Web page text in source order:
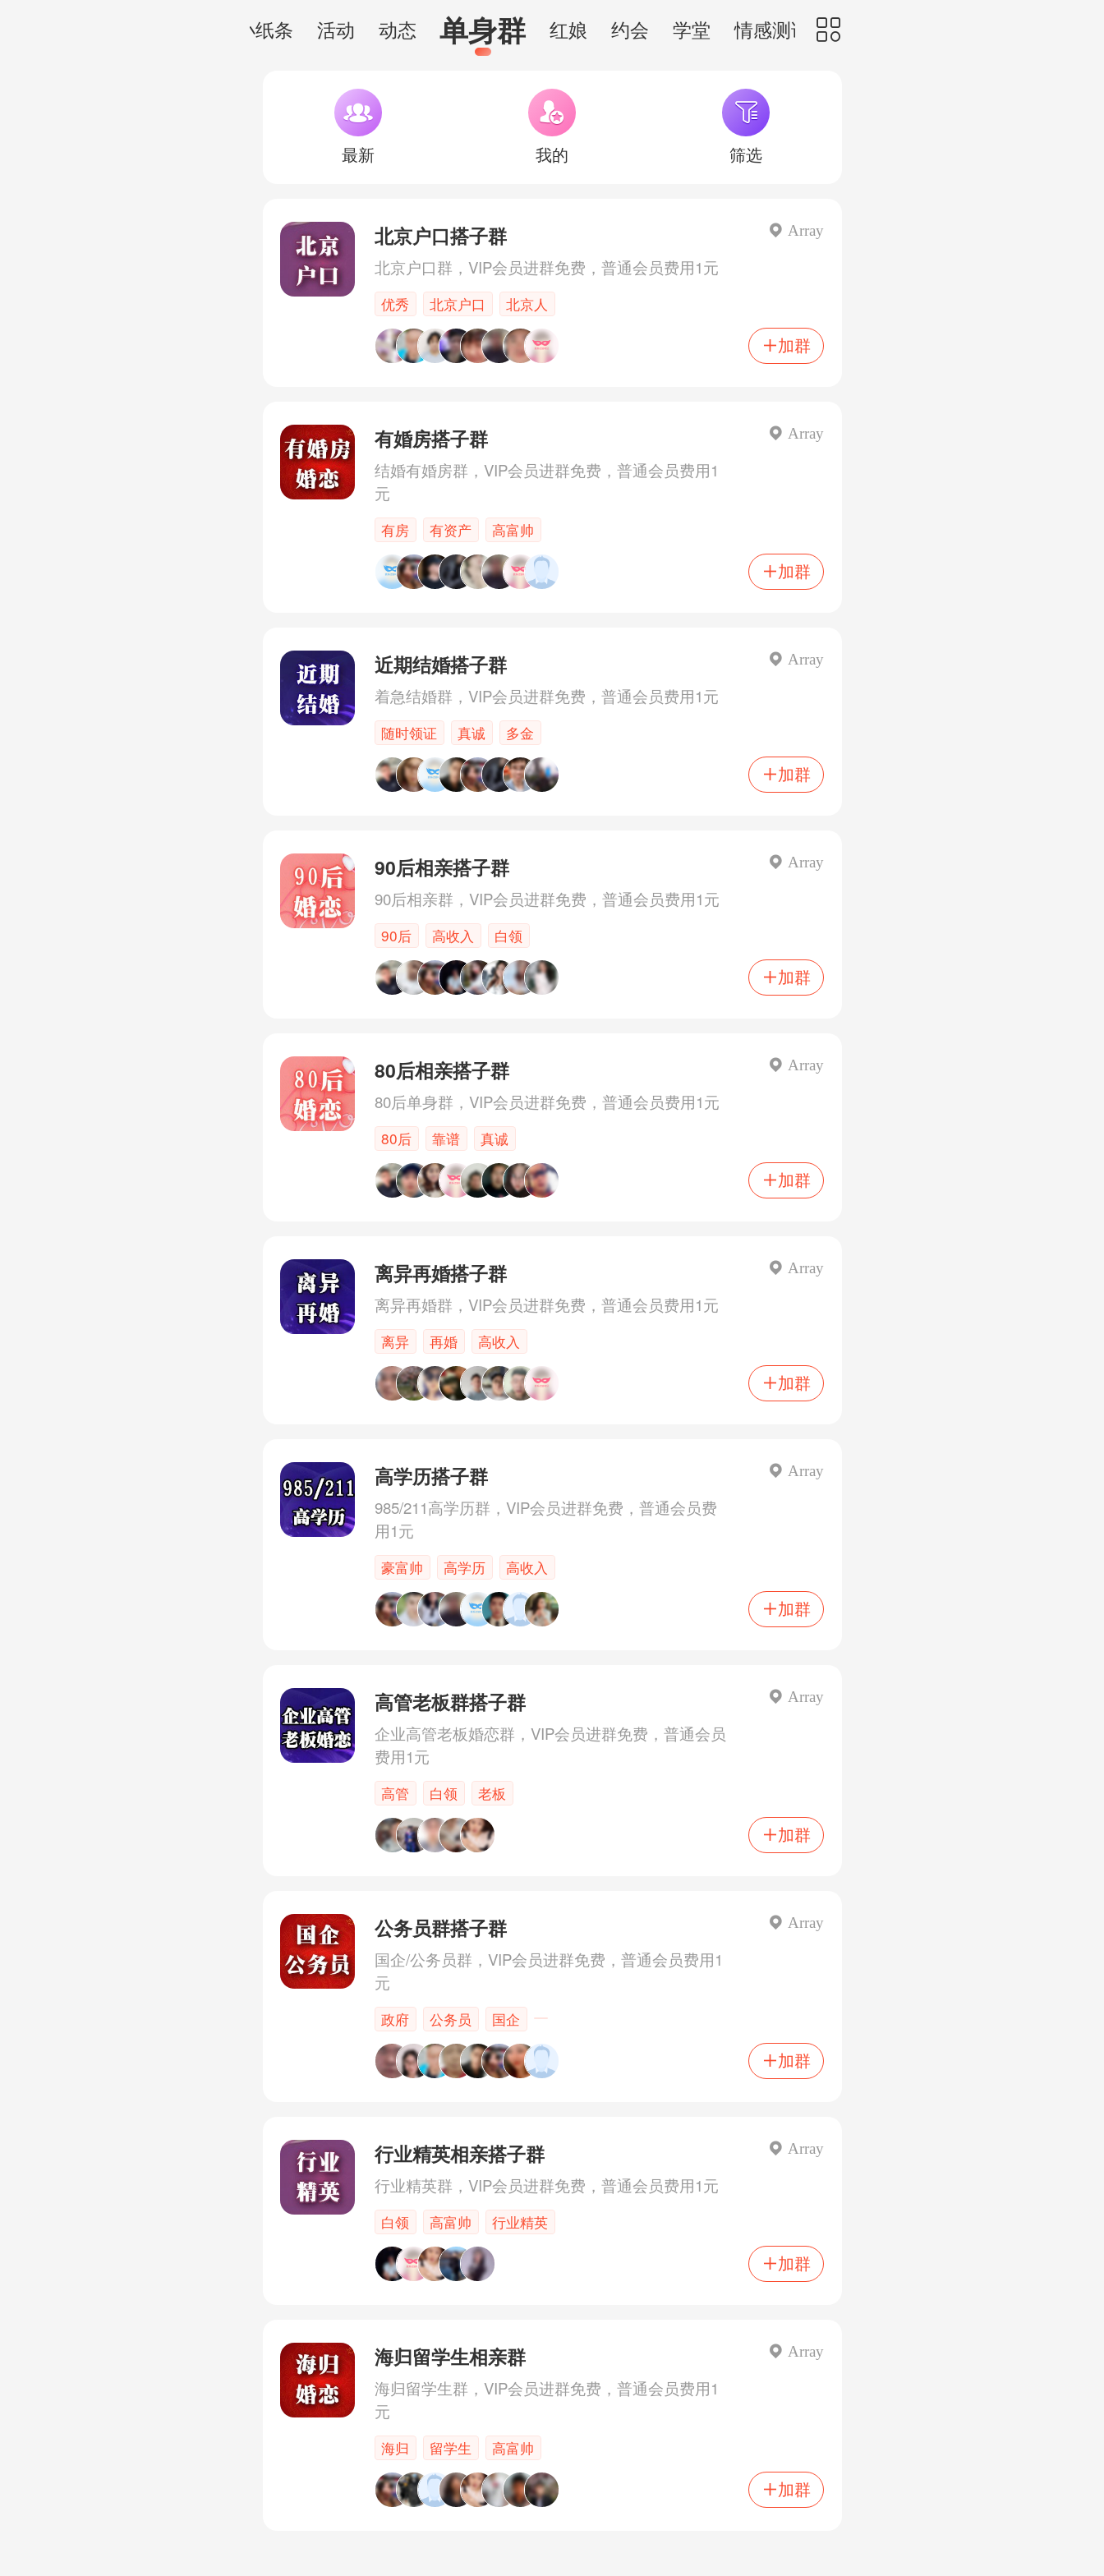
小纸条 活动 动态 单身群 红娘 约会 学堂 情感测试 

最新

我的

筛选
北京户口搭子群
北京户口群，VIP会员进群免费，普通会员费用1元
优秀 北京户口 北京人
加群
 Array
有婚房搭子群
结婚有婚房群，VIP会员进群免费，普通会员费用1
元
有房 有资产 高富帅
加群
 Array
近期结婚搭子群
着急结婚群，VIP会员进群免费，普通会员费用1元
随时领证 真诚 多金
加群
 Array
90后相亲搭子群
90后相亲群，VIP会员进群免费，普通会员费用1元
90后 高收入 白领
加群
 Array
80后相亲搭子群
80后单身群，VIP会员进群免费，普通会员费用1元
80后 靠谱 真诚
加群
 Array
离异再婚搭子群
离异再婚群，VIP会员进群免费，普通会员费用1元
离异 再婚 高收入
加群
 Array
高学历搭子群
985/211高学历群，VIP会员进群免费，普通会员费
用1元
豪富帅 高学历 高收入
加群
 Array
高管老板群搭子群
企业高管老板婚恋群，VIP会员进群免费，普通会员
费用1元
高管 白领 老板
加群
 Array
公务员群搭子群
国企/公务员群，VIP会员进群免费，普通会员费用1
元
政府 公务员 国企
加群
 Array
行业精英相亲搭子群
行业精英群，VIP会员进群免费，普通会员费用1元
白领 高富帅 行业精英
加群
 Array
海归留学生相亲群
海归留学生群，VIP会员进群免费，普通会员费用1
元
海归 留学生 高富帅
加群
 Array